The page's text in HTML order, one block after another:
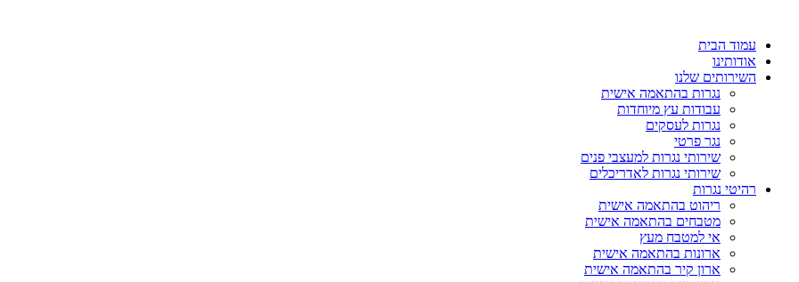
עמוד הבית
אודותינו
השירותים שלנו
נגרות בהתאמה אישית
עבודות עץ מיוחדות
נגרות לעסקים
נגר פרטי
שירותי נגרות למעצבי פנים
שירותי נגרות לאדריכלים
רהיטי נגרות
ריהוט בהתאמה אישית
מטבחים בהתאמה אישית
אי למטבח מעץ
ארונות בהתאמה אישית
ארון קיר בהתאמה אישית